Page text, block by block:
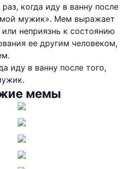
когда иду в ванну после
мой мужик». Мем выражает
неприязнь к состоянию
ее другим человеком,
иду в ванну после того,
мемы